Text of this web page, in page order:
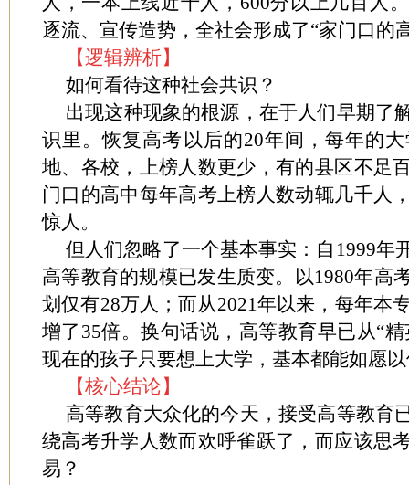
逐流、宣传造势，全社会形成了“家门口的
【逻辑辨析】
如何看待这种社会共识？
出现这种现象的根源，在于人们早期了
识里。恢复高考以后的20年间，每年的
地、各校，上榜人数更少，有的县区不足
门口的高中每年高考上榜人数动辄几千人
惊人。
但人们忽略了一个基本事实：自1999年
高等教育的规模已发生质变。以1980年高
划仅有28万人；而从2021年以来，每年本
增了35倍。换句话说，高等教育早已从“
现在的孩子只要想上大学，基本都能如愿
【核心结论】
高等教育大众化的今天，接受高等教育
绕高考升学人数而欢呼雀跃了，而应该思
易？